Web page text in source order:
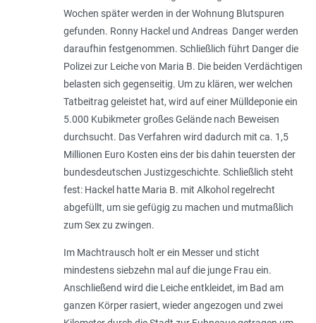
Wochen später werden in der Wohnung Blutspuren
gefunden. Ronny Hackel und Andreas Danger werden
daraufhin festgenommen. Schließlich führt Danger die
Polizei zur Leiche von Maria B. Die beiden Verdächtigen
belasten sich gegenseitig. Um zu klären, wer welchen
Tatbeitrag geleistet hat, wird auf einer Mülldeponie ein
5.000 Kubikmeter großes Gelände nach Beweisen
durchsucht. Das Verfahren wird dadurch mit ca. 1,5
Millionen Euro Kosten eins der bis dahin teuersten der
bundesdeutschen Justizgeschichte. Schließlich steht
fest: Hackel hatte Maria B. mit Alkohol regelrecht
abgefüllt, um sie gefügig zu machen und mutmaßlich
zum Sex zu zwingen.
Im Machtrausch holt er ein Messer und sticht
mindestens siebzehn mal auf die junge Frau ein.
Anschließend wird die Leiche entkleidet, im Bad am
ganzen Körper rasiert, wieder angezogen und zwei